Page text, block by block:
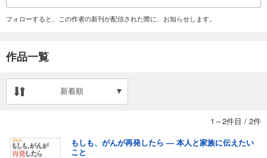
フォローすると、この作者の新刊が配信された際に、お知らせします。
作品一覧
新着順
1～2件目 / 2件
もしも、がんが再発したら ― 本人と家族に伝えたい
こと